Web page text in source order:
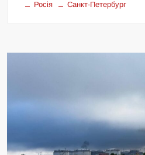
Росія
Санкт-Петербург